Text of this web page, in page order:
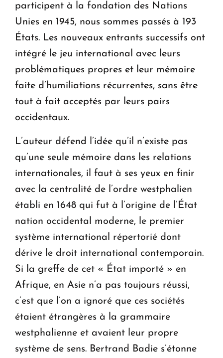
participent à la fondation des Nations
Unies en 1945, nous sommes passés à 193
États. Les nouveaux entrants successifs ont
intégré le jeu international avec leurs
problématiques propres et leur mémoire
faite d’humiliations récurrentes, sans être
tout à fait acceptés par leurs pairs
occidentaux.
L’auteur défend l’idée qu’il n’existe pas
qu’une seule mémoire dans les relations
internationales, il faut à ses yeux en finir
avec la centralité de l’ordre westphalien
établi en 1648 qui fut à l’origine de l’État
nation occidental moderne, le premier
système international répertorié dont
dérive le droit international contemporain.
Si la greffe de cet « État importé » en
Afrique, en Asie n’a pas toujours réussi,
c’est que l’on a ignoré que ces sociétés
étaient étrangères à la grammaire
westphalienne et avaient leur propre
système de sens. Bertrand Badie s’étonne